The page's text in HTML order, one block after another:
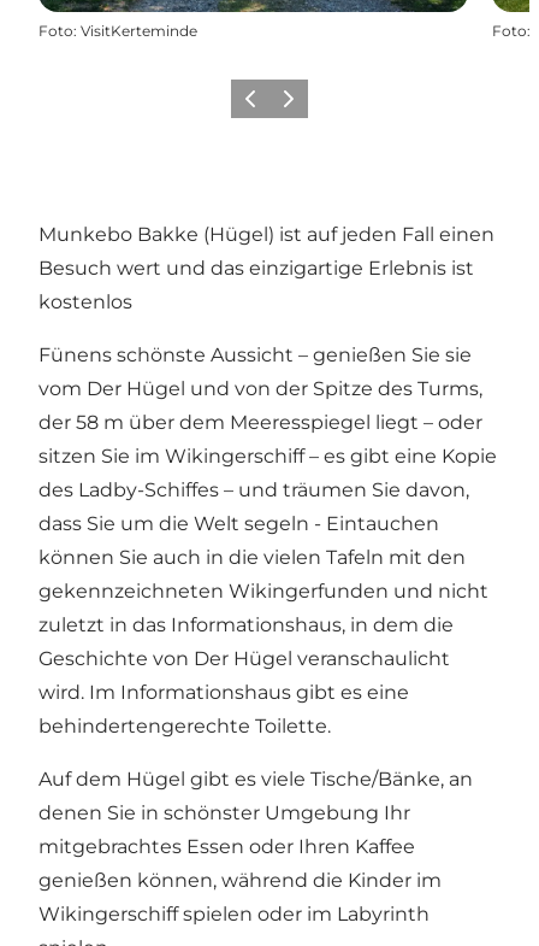
Foto: VisitKerteminde Foto:
ZurückWeiter
Munkebo Bakke (Hügel) ist auf jeden Fall einen
Besuch wert und das einzigartige Erlebnis ist
kostenlos
Fünens schönste Aussicht – genießen Sie sie
vom Der Hügel und von der Spitze des Turms,
der 58 m über dem Meeresspiegel liegt – oder
sitzen Sie im Wikingerschiff – es gibt eine Kopie
des Ladby-Schiffes – und träumen Sie davon,
dass Sie um die Welt segeln - Eintauchen
können Sie auch in die vielen Tafeln mit den
gekennzeichneten Wikingerfunden und nicht
zuletzt in das Informationshaus, in dem die
Geschichte von Der Hügel veranschaulicht
wird. Im Informationshaus gibt es eine
behindertengerechte Toilette.
Auf dem Hügel gibt es viele Tische/Bänke, an
denen Sie in schönster Umgebung Ihr
mitgebrachtes Essen oder Ihren Kaffee
genießen können, während die Kinder im
Wikingerschiff spielen oder im Labyrinth